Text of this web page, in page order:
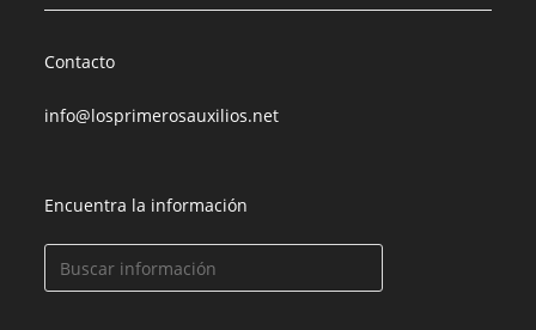
Contacto
info@losprimerosauxilios.net
Encuentra la información